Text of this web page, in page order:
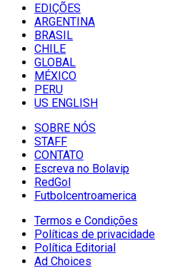
EDIÇÕES
ARGENTINA
BRASIL
CHILE
GLOBAL
MÉXICO
PERU
US ENGLISH
SOBRE NÓS
STAFF
CONTATO
Escreva no Bolavip
RedGol
Futbolcentroamerica
Termos e Condições
Políticas de privacidade
Política Editorial
Ad Choices